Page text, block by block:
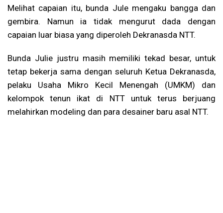
Melihat capaian itu, bunda Jule mengaku bangga dan
gembira. Namun ia tidak mengurut dada dengan
capaian luar biasa yang diperoleh Dekranasda NTT.
Bunda Julie justru masih memiliki tekad besar, untuk
tetap bekerja sama dengan seluruh Ketua Dekranasda,
pelaku Usaha Mikro Kecil Menengah (UMKM) dan
kelompok tenun ikat di NTT untuk terus berjuang
melahirkan modeling dan para desainer baru asal NTT.